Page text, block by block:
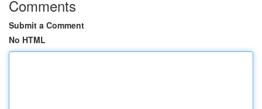
Comments
Submit a Comment
No HTML